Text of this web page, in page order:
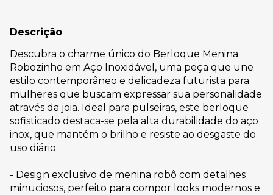
Descrição
Descubra o charme único do Berloque Menina
Robozinho em Aço Inoxidável, uma peça que une
estilo contemporâneo e delicadeza futurista para
mulheres que buscam expressar sua personalidade
através da joia. Ideal para pulseiras, este berloque
sofisticado destaca-se pela alta durabilidade do aço
inox, que mantém o brilho e resiste ao desgaste do
uso diário.
- Design exclusivo de menina robô com detalhes
minuciosos, perfeito para compor looks modernos e